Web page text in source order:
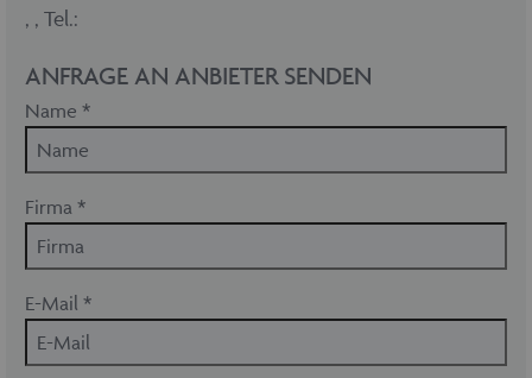
, , Tel.:
ANFRAGE AN ANBIETER SENDEN
Name *
Firma *
E-Mail *